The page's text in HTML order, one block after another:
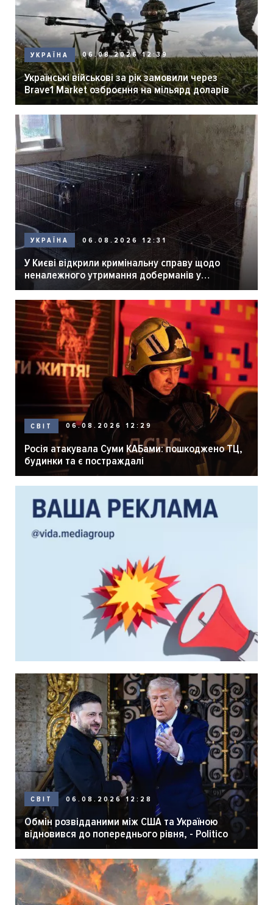
УКРАЇНА 06.08.2026 12:39
Українські військові за рік замовили через
Brave1 Market озброєння на мільярд доларів
УКРАЇНА 06.08.2026 12:31
У Києві відкрили кримінальну справу щодо
неналежного утримання доберманів у
розпліднику
СВІТ 06.08.2026 12:29
Росія атакувала Суми КАБами: пошкоджено ТЦ,
будинки та є постраждалі
СВІТ 06.08.2026 12:28
Обмін розвідданими між США та Україною
відновився до попереднього рівня, - Politico